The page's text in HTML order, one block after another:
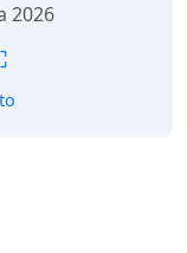
2026